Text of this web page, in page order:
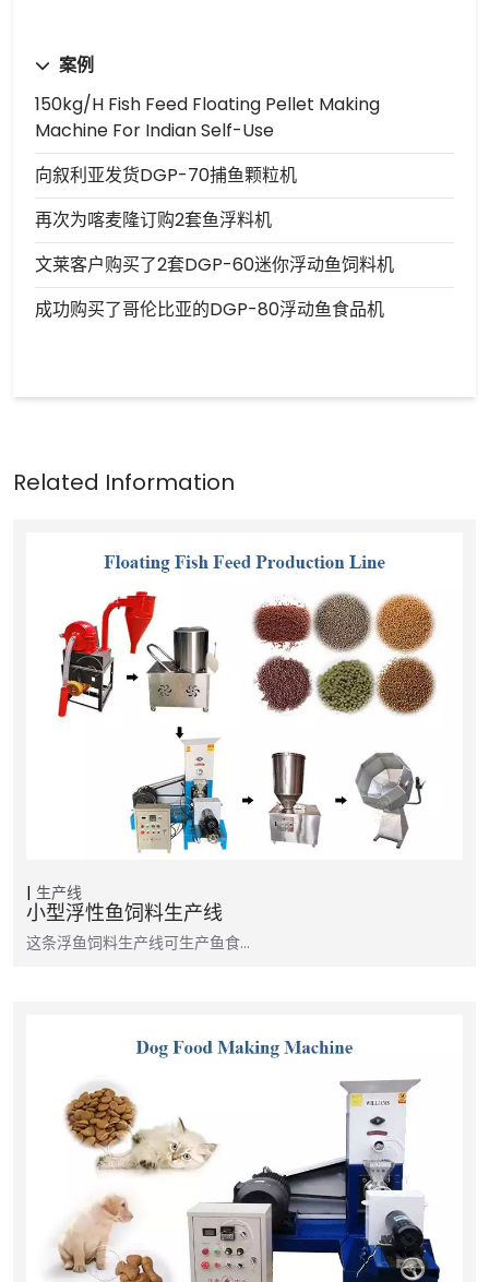
案例
150kg/h Fish Feed Floating Pellet Making
Machine For Indian Self-Use
向叙利亚发货DGP-70捕鱼颗粒机
再次为喀麦隆订购2套鱼浮料机
文莱客户购买了2套DGP-60迷你浮动鱼饲料机
成功购买了哥伦比亚的DGP-80浮动鱼食品机
生产线
小型浮性鱼饲料生产线
这条浮鱼饲料生产线可生产鱼食…